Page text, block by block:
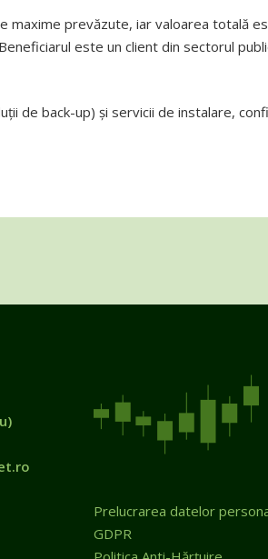
maxime prevăzute, iar valoarea totală
este un client din sectorul
de back-up) și servicii de instalare,
Prelucrarea datelor
GDPR